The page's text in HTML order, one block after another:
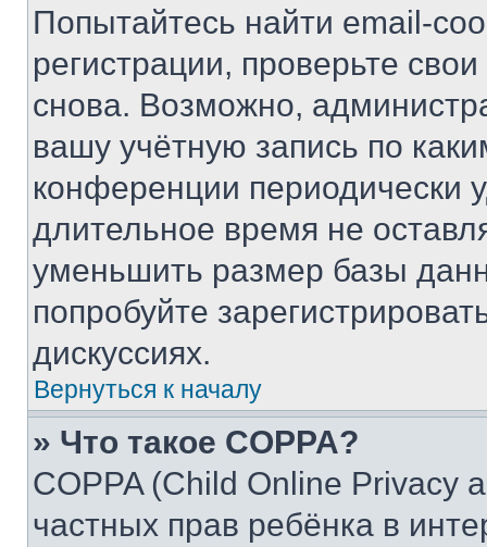
Попытайтесь найти email-
регистрации, проверьте
снова. Возможно,
вашу учётную запись по
конференции периодически
длительное время не
уменьшить размер базы
попробуйте
дискуссиях.
Вернуться к началу
» Что такое COPPA?
COPPA (Child Online Privacy
частных прав ребёнка в